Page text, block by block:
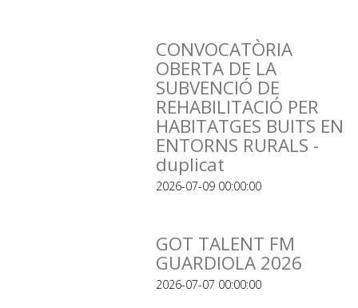
CONVOCATÒRIA
OBERTA DE LA
SUBVENCIÓ DE
REHABILITACIÓ PER
HABITATGES BUITS EN
ENTORNS RURALS -
duplicat
2026-07-09 00:00:00
GOT TALENT FM
GUARDIOLA 2026
2026-07-07 00:00:00